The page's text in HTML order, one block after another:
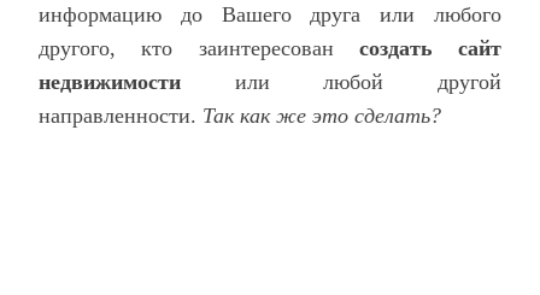
информацию до Вашего друга или любого
другого, кто заинтересован создать сайт
недвижимости или любой другой
направленности. Так как же это сделать?